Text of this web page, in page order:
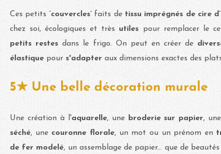
Ces petits ‘couvercles’faits de tissu imprégnés de cire
chez soi, écologiques et très utiles pour remplacer le
petits restesdans le frigo. On peut en créer de
élastique pour s'adapter aux dimensions exactes des
5★ Une belle décoration murale
Une création à l'aquarelle, une broderie sur papier,
séché, une couronne florale, un mot ou un prénom en
de fer modelé, un assemblage de papier... que de